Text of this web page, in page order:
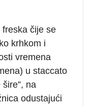
čije se
krhkom i
vremena
u staccato
na
odustajući